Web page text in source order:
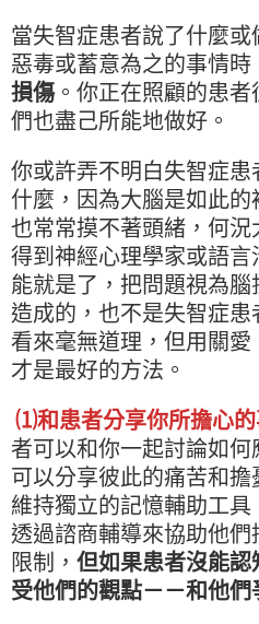
當失智症患者說了什麼或
惡毒或蓄意為之的事情
損傷。你正在照顧的患
們也盡己所能地做好。
你或許弄不明白失智症
什麼，因為大腦是如此
也常常摸不著頭緒，何
得到神經心理學家或語
能就是了，把問題視為
造成的，也不是失智症
看來毫無道理，但用關愛
才是最好的方法。
⑴和患者分享你所擔心的
者可以和你一起討論如
可以分享彼此的痛苦和
維持獨立的記憶輔助工
透過諮商輔導來協助他
限制， 但如果患者沒能
受他們的觀點－－和他們